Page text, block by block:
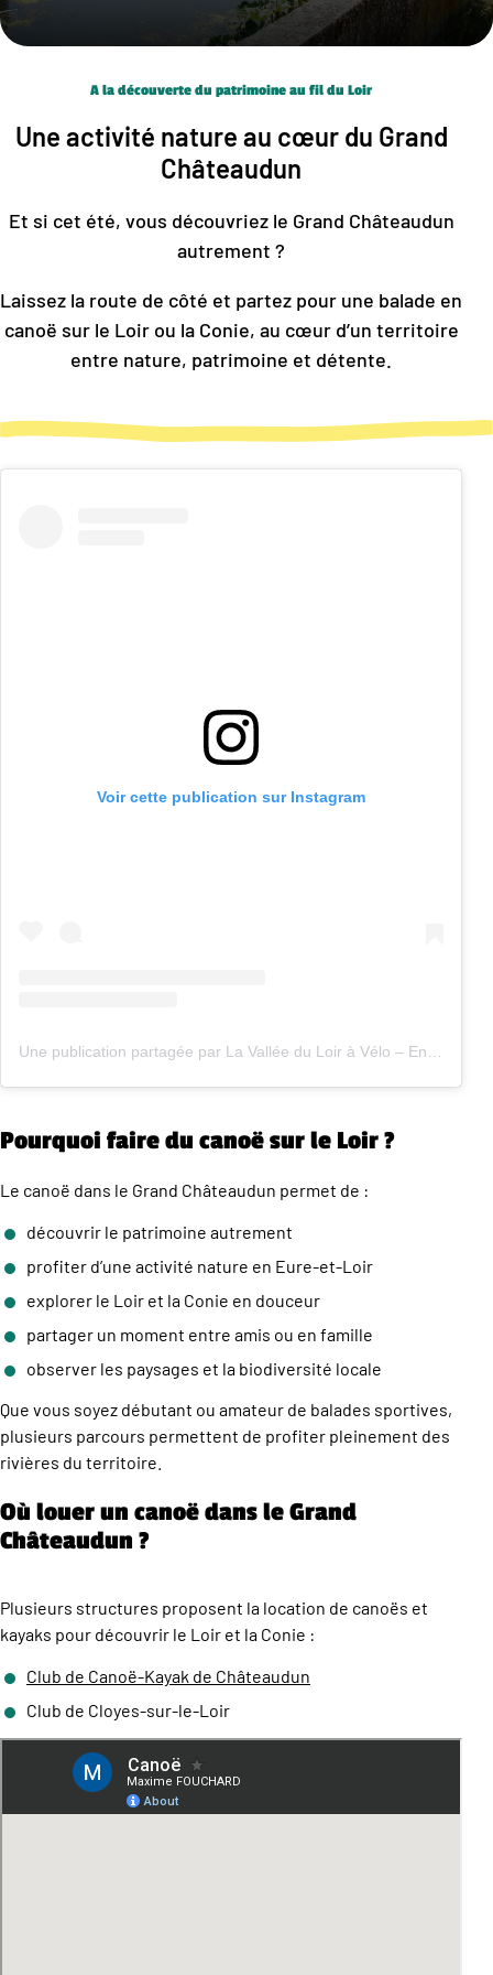
A la découverte du patrimoine au fil du Loir
Une activité nature au cœur du Grand
Châteaudun
Et si cet été, vous découvriez le Grand Châteaudun
autrement ?
Laissez la route de côté et partez pour une balade en
canoë sur le Loir ou la Conie, au cœur d’un territoire
entre nature, patrimoine et détente.
Voir cette publication sur Instagram
Une publication partagée par La Vallée du Loir à Vélo – Entre Angers et Illiers-Combray (@valleeduloiravelo)
Pourquoi faire du canoë sur le Loir ?
Le canoë dans le Grand Châteaudun permet de :
découvrir le patrimoine autrement
profiter d’une activité nature en Eure-et-Loir
explorer le Loir et la Conie en douceur
partager un moment entre amis ou en famille
observer les paysages et la biodiversité locale
Que vous soyez débutant ou amateur de balades sportives,
plusieurs parcours permettent de profiter pleinement des
rivières du territoire.
Où louer un canoë dans le Grand
Châteaudun ?
Plusieurs structures proposent la location de canoës et
kayaks pour découvrir le Loir et la Conie :
Club de Canoë-Kayak de Châteaudun
Club de Cloyes-sur-le-Loir